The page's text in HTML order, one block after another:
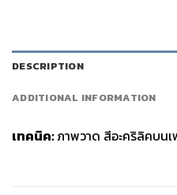
DESCRIPTION
ADDITIONAL INFORMATION
เทคนิค:ภาพวาด สีอะคริลิคบนเ